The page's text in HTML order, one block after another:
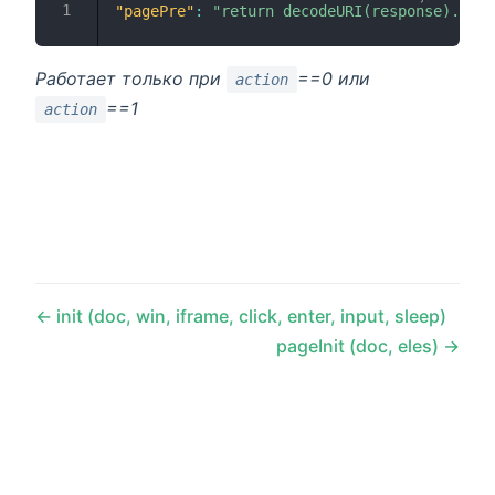
"pagePre" : "return
Работает только при action ==0 или
action ==1
init (doc, win, iframe, click, enter, input, sleep)
pageInit (doc, eles)